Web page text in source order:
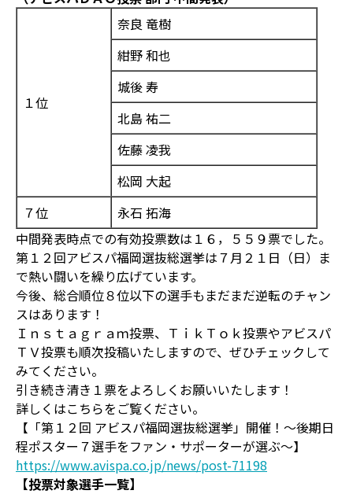
１位
奈良 竜樹
紺野 和也
城後 寿
北島 祐二
佐藤 凌我
松岡 大起
７位
永石 拓海
中間発表時点での有効投票数は１６，５５９票でした。
第１２回アビスパ福岡選抜総選挙は７月２１日（日）ま
で熱い闘いを繰り広げています。
今後、総合順位８位以下の選手もまだまだ逆転のチャン
スはあります！
Ｉｎｓｔａｇｒａｍ投票、ＴｉｋＴｏｋ投票やアビスパ
ＴＶ投票も順次投稿いたしますので、ぜひチェックして
みてください。
引き続き清き１票をよろしくお願いいたします！
詳しくはこちらをご覧ください。
【「第１２回 アビスパ福岡選抜総選挙」開催！～後期日
程ポスター７選手をファン・サポーターが選ぶ～】
https://www.avispa.co.jp/news/post-71198
【投票対象選手一覧】